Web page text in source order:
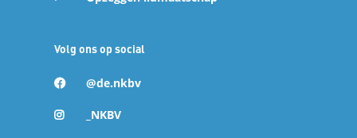
Volg ons op social
@de.nkbv
_NKBV